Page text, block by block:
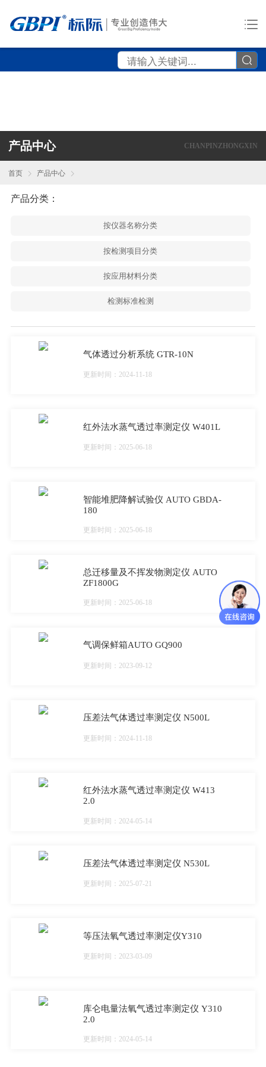
产品中心 CHANPINZHONGXIN
首页 产品中心
产品分类：
按仪器名称分类
按检测项目分类
按应用材料分类
检测标准检测
气体透过分析系统 GTR-10N
更新时间：2024-11-18
红外法水蒸气透过率测定仪 W401L
更新时间：2025-06-18
智能堆肥降解试验仪 AUTO GBDA-
180
更新时间：2025-06-18
总迁移量及不挥发物测定仪 AUTO
ZF1800G
更新时间：2025-06-18
气调保鲜箱AUTO GQ900
更新时间：2023-09-12
压差法气体透过率测定仪 N500L
更新时间：2024-11-18
红外法水蒸气透过率测定仪 W413
2.0
更新时间：2024-05-14
压差法气体透过率测定仪 N530L
更新时间：2025-07-21
等压法氧气透过率测定仪Y310
更新时间：2023-03-09
库仑电量法氧气透过率测定仪 Y310
2.0
更新时间：2024-05-14